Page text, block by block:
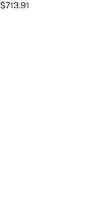
$713.91